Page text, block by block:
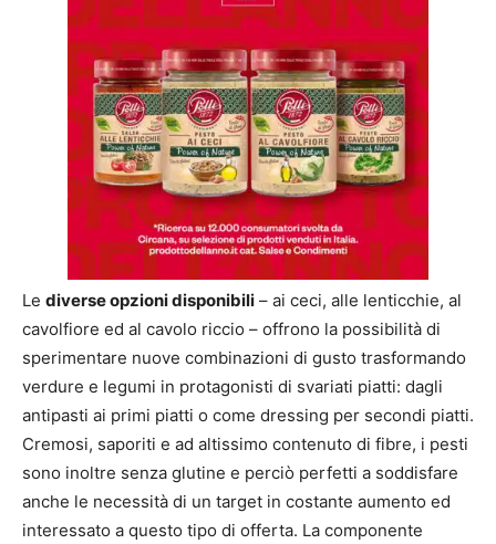
Le diverse opzioni disponibili – ai ceci, alle lenticchie, al
cavolfiore ed al cavolo riccio – offrono la possibilità di
sperimentare nuove combinazioni di gusto trasformando
verdure e legumi in protagonisti di svariati piatti: dagli
antipasti ai primi piatti o come dressing per secondi piatti.
Cremosi, saporiti e ad altissimo contenuto di fibre, i pesti
sono inoltre senza glutine e perciò perfetti a soddisfare
anche le necessità di un target in costante aumento ed
interessato a questo tipo di offerta. La componente